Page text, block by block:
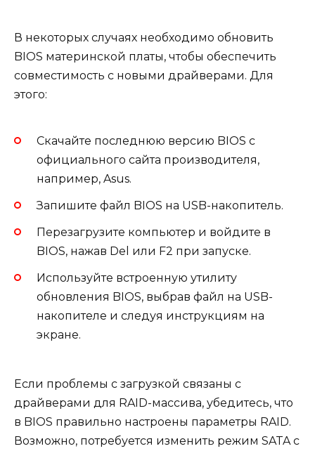
В некоторых случаях необходимо обновить
BIOS материнской платы, чтобы обеспечить
совместимость с новыми драйверами. Для
этого:
Скачайте последнюю версию BIOS с
официального сайта производителя,
например, Asus.
Запишите файл BIOS на USB-накопитель.
Перезагрузите компьютер и войдите в
BIOS, нажав Del или F2 при запуске.
Используйте встроенную утилиту
обновления BIOS, выбрав файл на USB-
накопителе и следуя инструкциям на
экране.
Если проблемы с загрузкой связаны с
драйверами для RAID-массива, убедитесь, что
в BIOS правильно настроены параметры RAID.
Возможно, потребуется изменить режим SATA с